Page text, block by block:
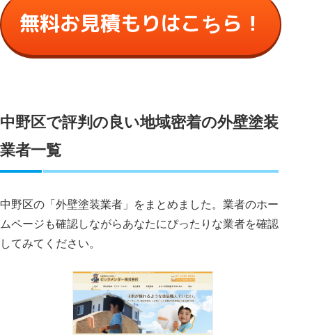
無料お見積もりはこちら！
中野区で評判の良い地域密着の外壁塗装
業者一覧
中野区の「外壁塗装業者」をまとめました。業者のホー
ムページも確認しながらあなたにぴったりな業者を確認
してみてください。